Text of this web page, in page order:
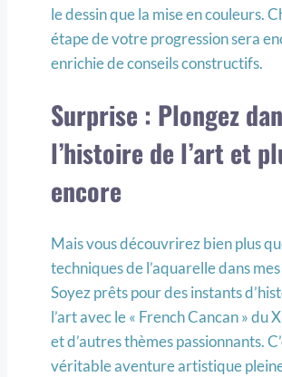
le dessin que la mise en couleurs.
étape de votre progression sera
enrichie de conseils constructifs.
Surprise : Plongez
l’histoire de l’art et
encore
Mais vous découvrirez bien plus
techniques de l’aquarelle dans
Soyez prêts pour des instants
l’art avec le « French Cancan » du
et d’autres thèmes passionnants.
véritable aventure artistique